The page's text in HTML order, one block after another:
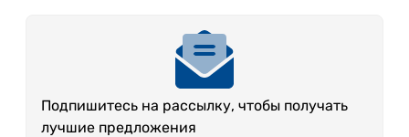
Подпишитесь на рассылку, чтобы получать
лучшие предложения